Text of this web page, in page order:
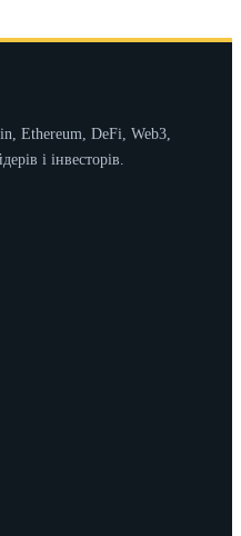
Ethereum, DeFi, Web3,
і інвесторів.